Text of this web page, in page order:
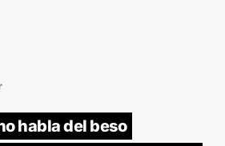
habla del beso